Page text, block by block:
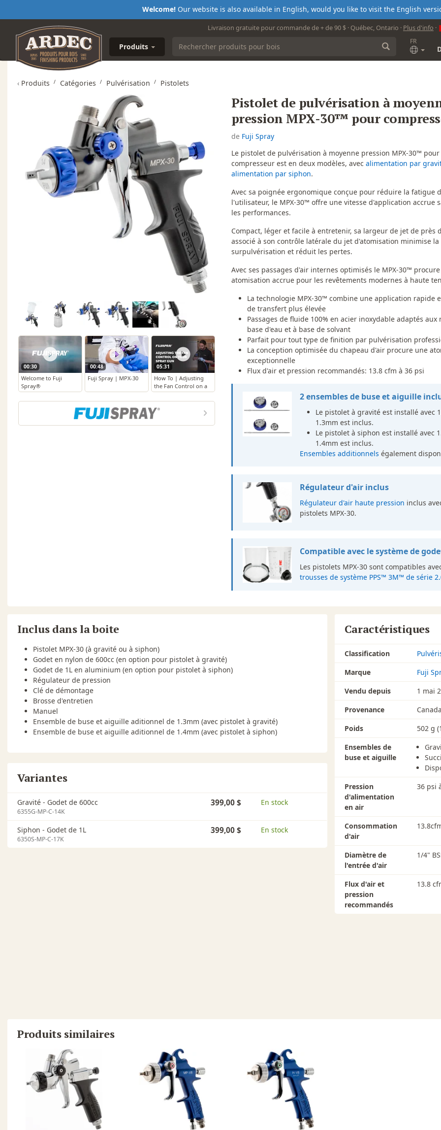
Welcome!Our website is also available in English, would you like to visit the English
Livraison gratuite pour commande de + de 90 $ · Québec, Ontario · Plus d'info ·
Produits
FR
‹ Produits Catégories Pulvérisation Pistolets
00:30
Welcome to Fuji
Spray®
00:48
Fuji Spray | MPX-30
05:31
How To | Adjusting
the Fan Control on a
Fuji Spray® Spray
Gun
Pistolet de pulvérisation à
pression MPX-30™ pour
de Fuji Spray
Le pistolet de pulvérisation à moyenne pression MPX-30™ pour
compresseur est en deux modèles, avec alimentation par
alimentation par siphon.
Avec sa poignée ergonomique conçue pour réduire la fatigue
l'utilisateur, le MPX-30™ offre une vitesse d'application accrue
les performances.
Compact, léger et facile à entretenir, sa largeur de jet de près
associé à son contrôle latérale du jet d'atomisation minimise la
surpulvérisation et réduit les pertes.
Avec ses passages d'air internes optimisés le MPX-30™
atomisation accrue pour les revêtements modernes à haute
La technologie MPX-30™ combine une application rapide
de transfert plus élevée
Passages de fluide 100% en acier inoxydable adaptés aux
base d'eau et à base de solvant
Parfait pour tout type de finition par pulvérisation
La conception optimisée du chapeau d'air procure une
exceptionnelle
Flux d'air et pression recommandés: 13.8 cfm à 36 psi
2 ensembles de buse et aiguille
Le pistolet à gravité est installé avec
1.3mm est inclus.
Le pistolet à siphon est installé avec
1.4mm est inclus.
Ensembles additionnels également
Régulateur d'air inclus
Régulateur d'air haute pression inclus
pistolets MPX-30.
Compatible avec le système de
Les pistolets MPX-30 sont compatibles
trousses de système PPS™ 3M™ de série
Inclus dans la boite
Pistolet MPX-30 (à gravité ou à siphon)
Godet en nylon de 600cc (en option pour pistolet à gravité)
Godet de 1L en aluminium (en option pour pistolet à siphon)
Régulateur de pression
Clé de démontage
Brosse d'entretien
Manuel
Ensemble de buse et aiguille aditionnel de 1.3mm (avec pistolet à gravité)
Ensemble de buse et aiguille aditionnel de 1.4mm (avec pistolet à siphon)
Variantes
Gravité - Godet de 600cc
6355G-MP-C-14K
399,00 $ En stock
Siphon - Godet de 1L
6350S-MP-C-17K
399,00 $ En stock
Caractéristiques
Classification
Marque
Fuji
Vendu depuis
1 mai
Provenance
Canada
Poids
502 g
Ensembles de
buse et aiguille
Pression
d'alimentation
en air
36 psi
Consommation
d'air
Diamètre de
l'entrée d'air
1/4"
Flux d'air et
pression
recommandés
13.8
Produits similaires